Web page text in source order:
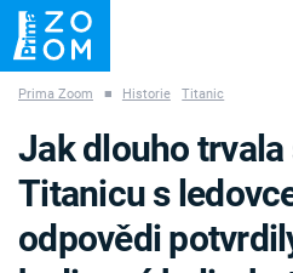
ZÁHADY VETŘELCI DÁVNOVĚKU
Prima Zoom ■ Historie Titanic
Jak dlouho trvala
Titanicu s
odpovědi